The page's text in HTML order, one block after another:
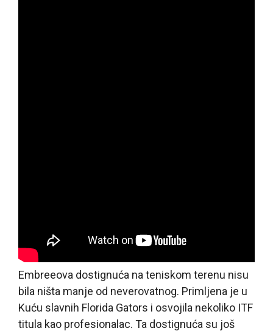
Embreeova dostignuća na teniskom terenu nisu
bila ništa manje od neverovatnog. Primljena je u
Kuću slavnih Florida Gators i osvojila nekoliko ITF
titula kao profesionalac. Ta dostignuća su još